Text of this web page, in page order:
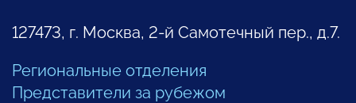
127473, г. Москва, 2-й Самотечный пер., д.7.
Региональные отделения
Представители за рубежом